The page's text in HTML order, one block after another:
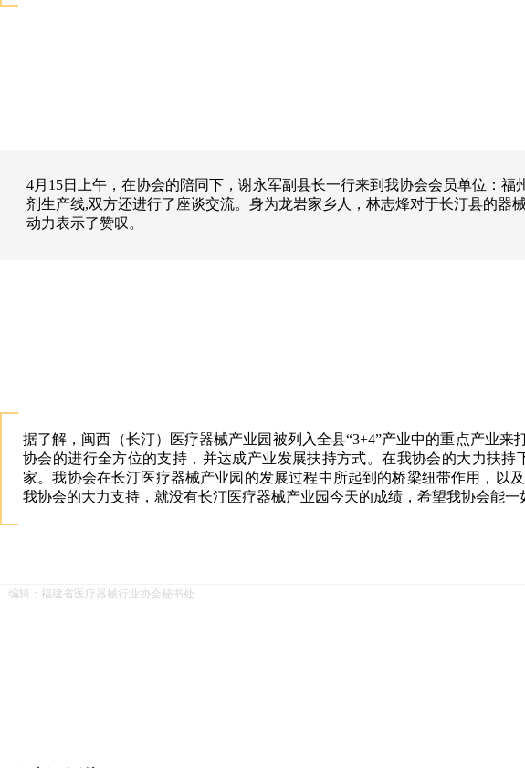
4月15日上午，在协会的陪同下，谢永军副县长一行来到我协会会员单位：
剂生产线,双方还进行了座谈交流。身为龙岩家乡人，林志烽对于长汀县的
动力表示了赞叹。
据了解，闽西（长汀）医疗器械产业园被列入全县“3+4”产业中的重点产业
协会的进行全方位的支持，并达成产业发展扶持方式。在我协会的大力扶
家。我协会在长汀医疗器械产业园的发展过程中所起到的桥梁纽带作用，以
我协会的大力支持，就没有长汀医疗器械产业园今天的成绩，希望我协会能一
编辑：福建省医疗器械行业协会秘书处